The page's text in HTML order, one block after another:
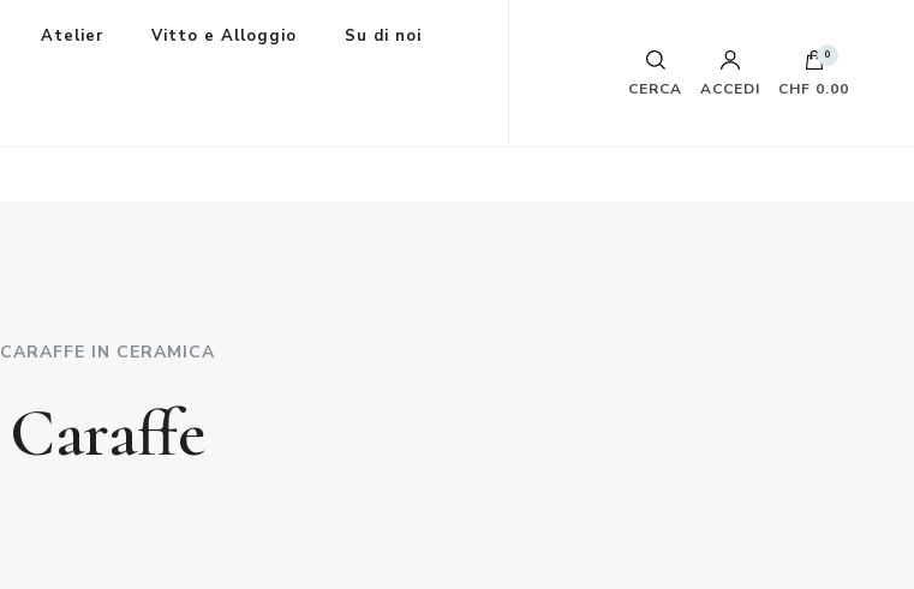
Atelier Vitto e Alloggio Su di noi
CERCA ACCEDI
0
CHF 0.00
CARAFFE IN CERAMICA
Caraffe